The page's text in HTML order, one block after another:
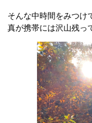
そんな中時間をみつけ
真が携帯には沢山残っ